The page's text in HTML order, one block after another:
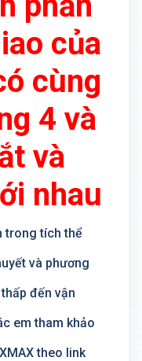
của
cùng
4 và
và
nhau
trong tích thể
và phương
đến vận
em tham khảo
theo link